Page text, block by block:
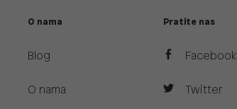
O nama
Blog
O nama
Pratite nas
Facebook
Twitter